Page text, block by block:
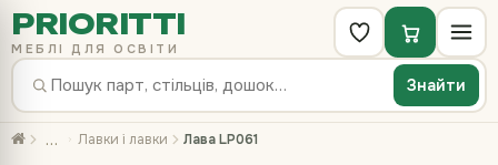
PRIORITTI
МЕБЛІ ДЛЯ ОСВІТИ
Знайти
… Лавки і лавки Лава LP061